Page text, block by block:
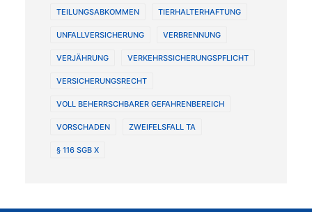
TEILUNGSABKOMMEN TIERHALTERHAFTUNG
UNFALLVERSICHERUNG VERBRENNUNG
VERJÄHRUNG VERKEHRSSICHERUNGSPFLICHT
VERSICHERUNGSRECHT
VOLL BEHERRSCHBARER GEFAHRENBEREICH
VORSCHADEN ZWEIFELSFALL TA
§ 116 SGB X